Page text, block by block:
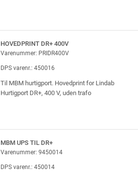
HOVEDPRINT DR+ 400V
Varenummer: PRIDR400V
DPS varenr.: 450016
Til MBM hurtigport. Hovedprint for Lindab
Hurtigport DR+, 400 V, uden trafo
MBM UPS TIL DR+
Varenummer: 9450014
DPS varenr.: 450014